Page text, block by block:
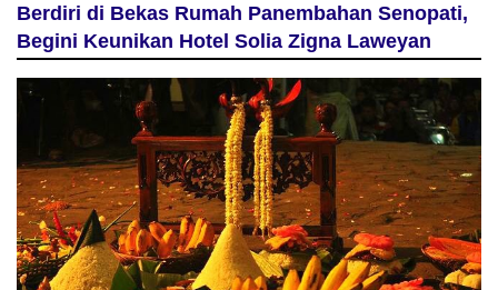
Berdiri di Bekas Rumah Panembahan Senopati,
Begini Keunikan Hotel Solia Zigna Laweyan